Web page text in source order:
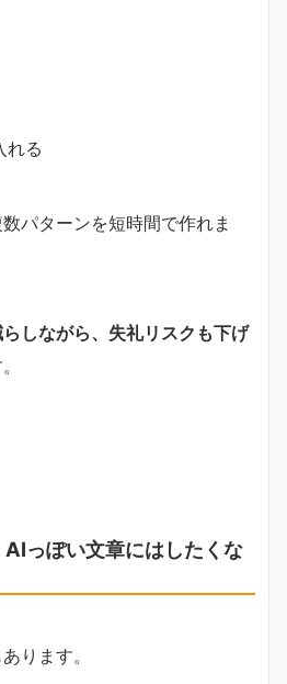
れる
パターンを短時間で作れま
しながら、失礼リスクも下げ
っぽい文章にはしたくな
ります。